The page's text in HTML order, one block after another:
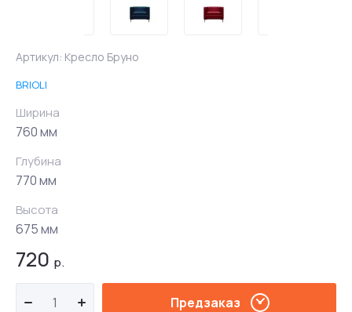
Артикул: Кресло Бруно
BRIOLI
Ширина
760 мм
Глубина
770 мм
Высота
675 мм
720 р.
Предзаказ